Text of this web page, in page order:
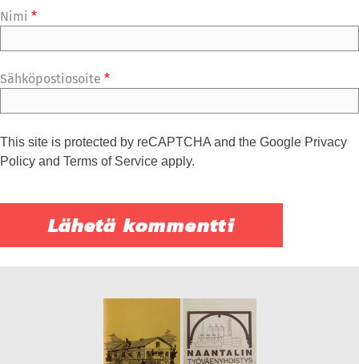
Nimi *
Sähköpostiosoite *
This site is protected by reCAPTCHA and the Google Privacy
Policy and Terms of Service apply.